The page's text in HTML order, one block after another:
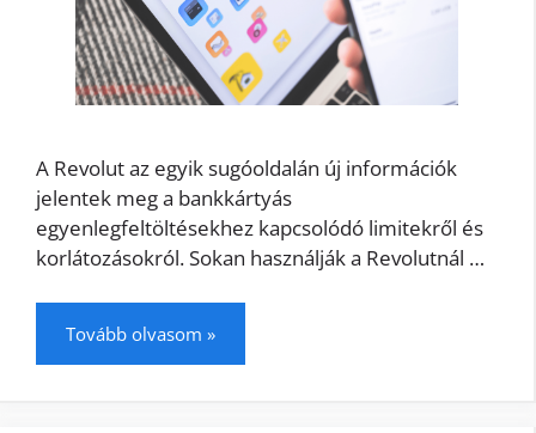
A Revolut az egyik sugóoldalán új információk
jelentek meg a bankkártyás
egyenlegfeltöltésekhez kapcsolódó limitekről és
korlátozásokról. Sokan használják a Revolutnál …
Tovább olvasom »